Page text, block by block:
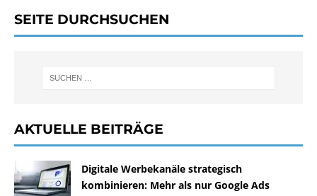
SEITE DURCHSUCHEN
AKTUELLE BEITRÄGE
Digitale Werbekanäle strategisch
kombinieren: Mehr als nur Google Ads